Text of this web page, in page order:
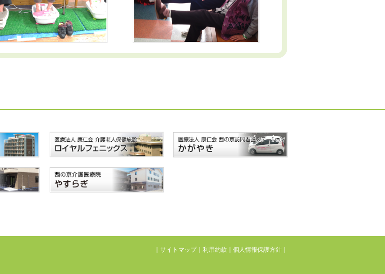
｜ サイトマップ｜ 利用約款 ｜ 個人情報保護方針 ｜